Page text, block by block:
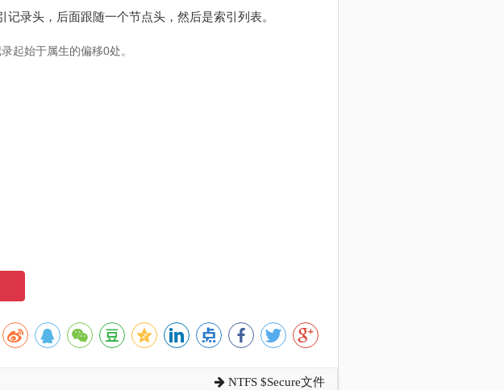
录头，后面跟随一个节点头，然后是索引列表。
起始于属生的偏移0处。
NTFS $Secure文件